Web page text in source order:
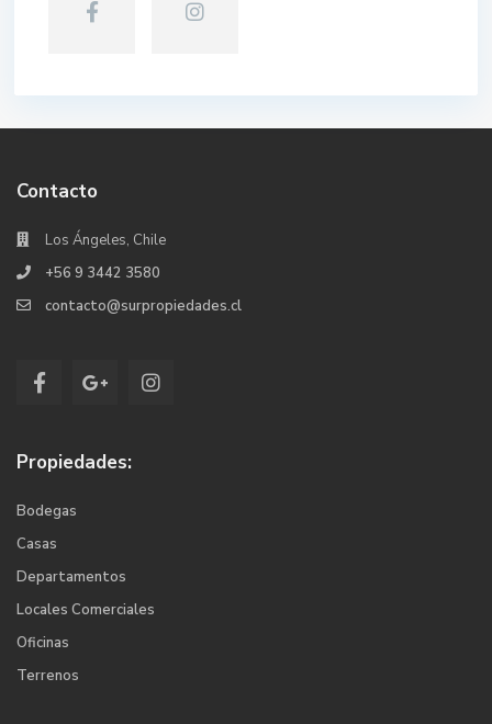
Contacto
Los Ángeles, Chile
+56 9 3442 3580
contacto@surpropiedades.cl
Propiedades:
Bodegas
Casas
Departamentos
Locales Comerciales
Oficinas
Terrenos